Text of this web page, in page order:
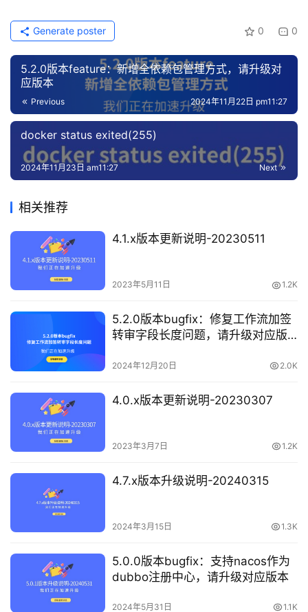
0 0
Generate poster
5.2.0版本feature：新增全依赖包管理方式，请升级对
应版本
Previous 2024年11月22日 pm11:27
docker status exited(255)
Next
2024年11月23日 am11:27
相关推荐
4.1.x版本更新说明-20230511
2023年5月11日 1.2K
5.2.0版本bugfix：修复工作流加签
转审字段长度问题，请升级对应版
2024年12月20日 2.0K
4.0.x版本更新说明-20230307
2023年3月7日 1.2K
4.7.x版本升级说明-20240315
2024年3月15日 1.3K
5.0.0版本bugfix：支持nacos作为
dubbo注册中心，请升级对应版本
2024年5月31日 1.1K